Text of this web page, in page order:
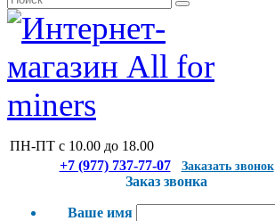
ПН-ПТ с 10.00 до 18.00
+7 (977) 737-77-07
Заказать звонок
Заказ звонка
Ваше имя